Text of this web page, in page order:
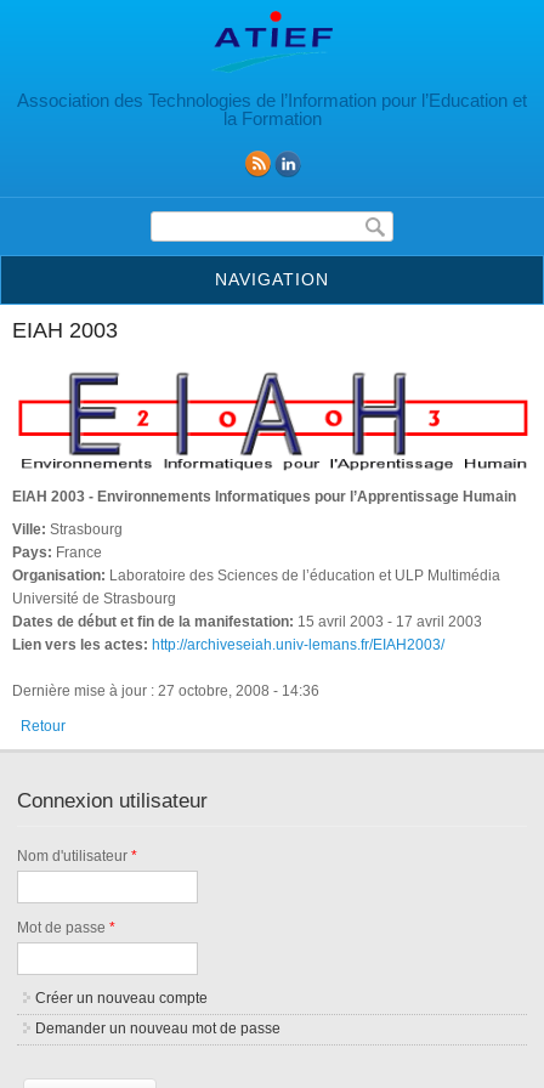
Association des Technologies de l’Information pour l’Education et
la Formation
Formulaire de recherche
NAVIGATION
EIAH 2003
EIAH 2003 - Environnements Informatiques pour l’Apprentissage Humain
Ville: Strasbourg
Pays: France
Organisation: Laboratoire des Sciences de l’éducation et ULP Multimédia
Université de Strasbourg
Dates de début et fin de la manifestation: 15 avril 2003 - 17 avril 2003
Lien vers les actes: http://archiveseiah.univ-lemans.fr/EIAH2003/
Dernière mise à jour : 27 octobre, 2008 - 14:36
Retour
Connexion utilisateur
Nom d'utilisateur*
Mot de passe*
Créer un nouveau compte
Demander un nouveau mot de passe